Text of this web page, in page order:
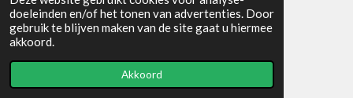
doeleinden en/of het tonen van advertenties. Door
gebruik te blijven maken van de site gaat u hiermee
akkoord.
Akkoord
Algemene voorwaarden
© 2021 - RC en mineralenshop Het vlinderpad